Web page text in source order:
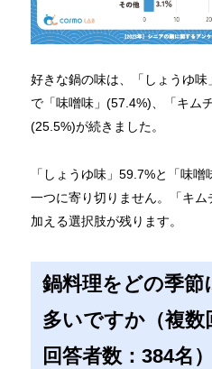
好きな鍋の味は、「しょうゆ
で「味噌味」(57.4%)、「キム
(25.5%)が続きました。
「しょうゆ味」59.7%と「味
一つに寄り切りません。「キ
加える選択肢が残ります。
鍋料理をどの季
多いですか（複数
回答者数：384名）